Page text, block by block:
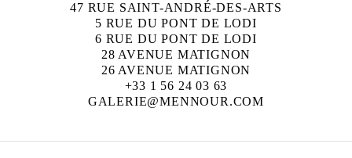
47 RUE SAINT-ANDRÉ-DES-ARTS
5 RUE DU PONT DE LODI
6 RUE DU PONT DE LODI
28 AVENUE MATIGNON
26 AVENUE MATIGNON
+33 1 56 24 03 63
GALERIE@MENNOUR.COM